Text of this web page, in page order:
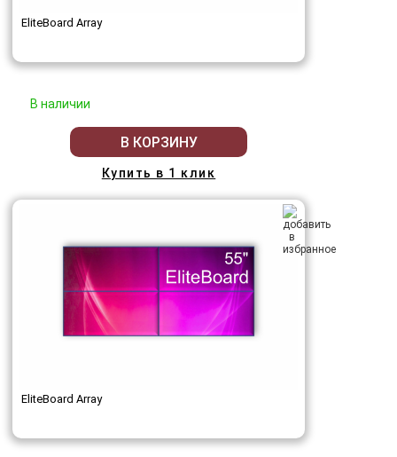
EliteBoard Array
В наличии
В КОРЗИНУ
Купить в 1 клик
EliteBoard Array